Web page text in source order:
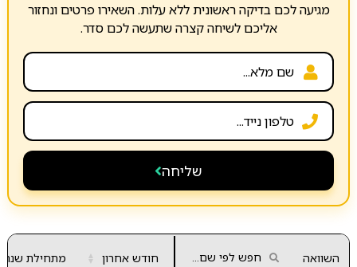
מגיעה לכם בדיקה ראשונית ללא עלות. השאירו פרטים ונחזור
אליכם לשיחה קצרה שתעשה לכם סדר.
שליחה
השוואה חודש אחרון ▲
▼ מתחילת שנה